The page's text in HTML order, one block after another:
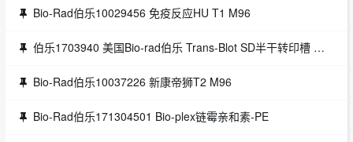
Bio-Rad伯乐10029456 免疫反应HU T1 M96
伯乐1703940 美国Bio-rad伯乐 Trans-Blot SD半干转印槽 伯乐代理
Bio-Rad伯乐10037226 新康帝狮T2 M96
Bio-Rad伯乐171304501 Bio-plex链霉亲和素-PE